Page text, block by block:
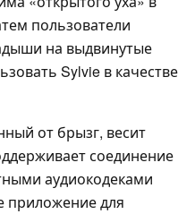
пользователи
на выдвинутые
Sylvie в качестве
от брызг, весит
соединение
аудиокодеками
приложение для